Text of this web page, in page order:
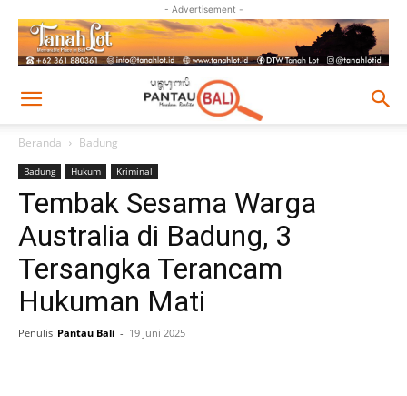
- Advertisement -
Beranda Badung
Badung Hukum Kriminal
Tembak Sesama Warga
Australia di Badung, 3
Tersangka Terancam
Hukuman Mati
Penulis Pantau Bali - 19 Juni 2025